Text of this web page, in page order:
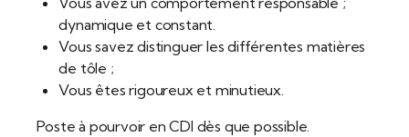
dynamique et constant.
Vous savez distinguer les différentes matières
de tôle ;
Vous êtes rigoureux et minutieux.
Poste à pourvoir en CDI dès que possible.